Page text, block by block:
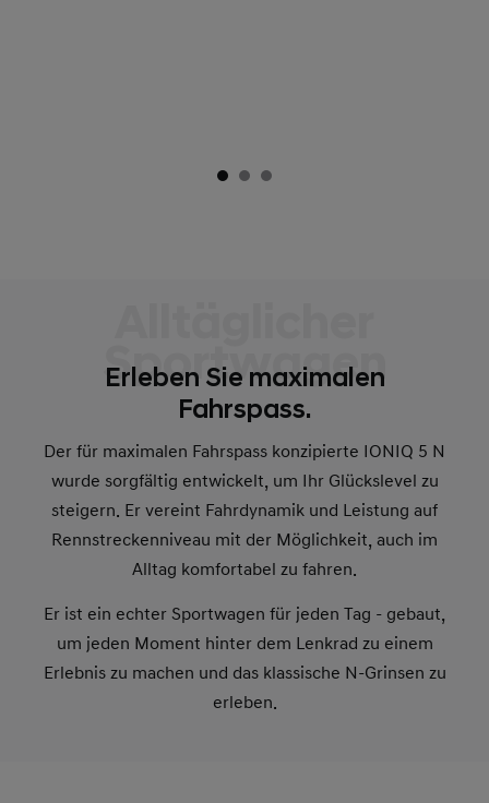
Sportwagen
Erleben Sie maximalen
Fahrspass.
Der für maximalen Fahrspass konzipierte IONIQ 5 N
wurde sorgfältig entwickelt, um Ihr Glückslevel zu
steigern. Er vereint Fahrdynamik und Leistung auf
Rennstreckenniveau mit der Möglichkeit, auch im
Alltag komfortabel zu fahren.
Er ist ein echter Sportwagen für jeden Tag - gebaut,
um jeden Moment hinter dem Lenkrad zu einem
Erlebnis zu machen und das klassische N-Grinsen zu
erleben.